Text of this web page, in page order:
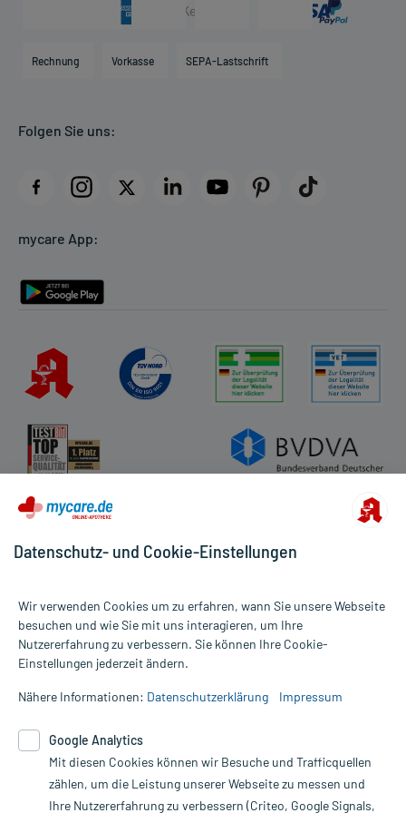
Arzneimittelinformationen
Direktabrechnung PKV
AGB
Datenschutz
Rückgabe/Widerruf
Rechnung Vorkasse SEPA-Lastschrift
Folgen Sie uns:
mycare App:
Alle Preise gelten inkl. MwSt., ggf. zzgl. Versandkosten
Informationen auf dieser Website werden ausschließlich für
die Untersuchung und Behandlung durch einen Arzt. Bitte
Therapien eingeleitet werden können. | Diese Webseite benutzt
Google Analytics. Lesen Sie bitte dazu die wichtigen Hinweise in
unserer Datenschutzerklärung. Für den Widerruf einer Bestellung
nutzen Sie das Formular:
Datenschutz- und Cookie-Einstellungen
Wir verwenden Cookies um zu erfahren, wann Sie unsere Webseite
besuchen und wie Sie mit uns interagieren, um Ihre
Nutzererfahrung zu verbessern. Sie können Ihre Cookie-
Einstellungen jederzeit ändern.
Nähere Informationen: Datenschutzerklärung Impressum
Google Analytics
Mit diesen Cookies können wir Besuche und Trafficquellen
zählen, um die Leistung unserer Webseite zu messen und
Ihre Nutzererfahrung zu verbessern (Criteo, Google Signals,